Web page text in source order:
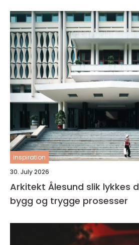
inspiration
30. July 2026
Arkitekt Ålesund slik lykkes du med gode
bygg og trygge prosesser